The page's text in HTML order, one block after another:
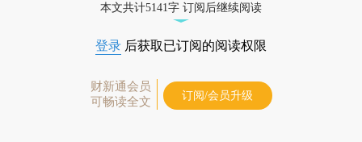
本文共计5141字 订阅后继续阅读
登录 后获取已订阅的阅读权限
财新通会员
可畅读全文
订阅/会员升级